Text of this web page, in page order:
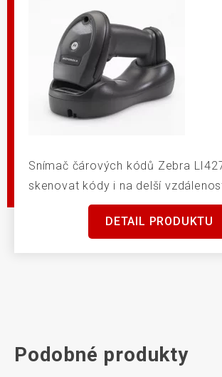
Snímač čárových kódů Zebra
skenovat kódy i na delší
DETAIL PRODUKTU
Podobné produkty